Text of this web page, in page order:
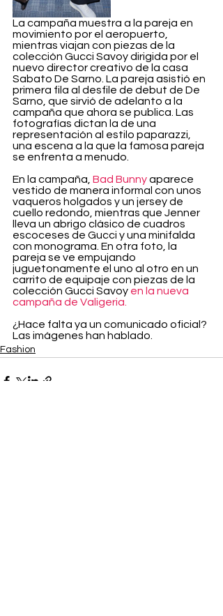
La campaña muestra a la pareja en
movimiento por el aeropuerto,
mientras viajan con piezas de la
colección Gucci Savoy dirigida por el
nuevo director creativo de la casa
Sabato De Sarno. La pareja asistió en
primera fila al desfile de debut de De
Sarno, que sirvió de adelanto a la
campaña que ahora se publica. Las
fotografías dictan la de una
representación al estilo paparazzi,
una escena a la que la famosa pareja
se enfrenta a menudo.
En la campaña, Bad Bunny aparece
vestido de manera informal con unos
vaqueros holgados y un jersey de
cuello redondo, mientras que Jenner
lleva un abrigo clásico de cuadros
escoceses de Gucci y una minifalda
con monograma. En otra foto, la
pareja se ve empujando
juguetonamente el uno al otro en un
carrito de equipaje con piezas de la
colección Gucci Savoy en la nueva
campaña de Valigeria.
¿Hace falta ya un comunicado oficial?
Las imágenes han hablado.
Fashion